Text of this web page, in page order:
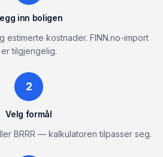
inn boligen
estimerte kostnader. FINN.no-import
er tilgjengelig.
2
Velg formål
BRRR — kalkulatoren tilpasser seg.